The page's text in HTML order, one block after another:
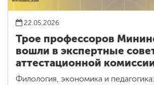
22.05.2026
Трое профессоров
вошли в экспертные
аттестационной
Филология, экономика и